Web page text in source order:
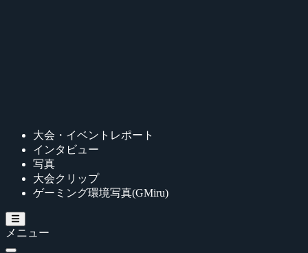
大会・イベントレポート
インタビュー
写真
大会クリップ
ゲーミング環境写真(GMiru)
メニュー